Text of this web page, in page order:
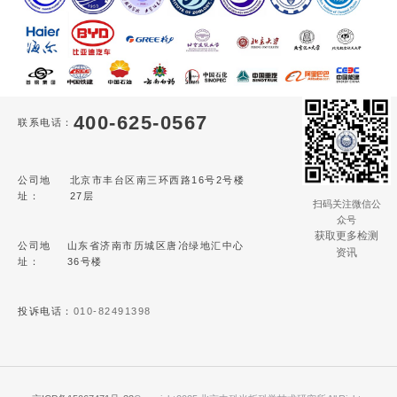
联系电话： 400-625-0567
公司地
址：
北京市丰台区南三环西路16号2号楼
27层
公司地
址：
山东省济南市历城区唐冶绿地汇中心
36号楼
投诉电话： 010-82491398
扫码关注微信公
众号
获取更多检测
资讯